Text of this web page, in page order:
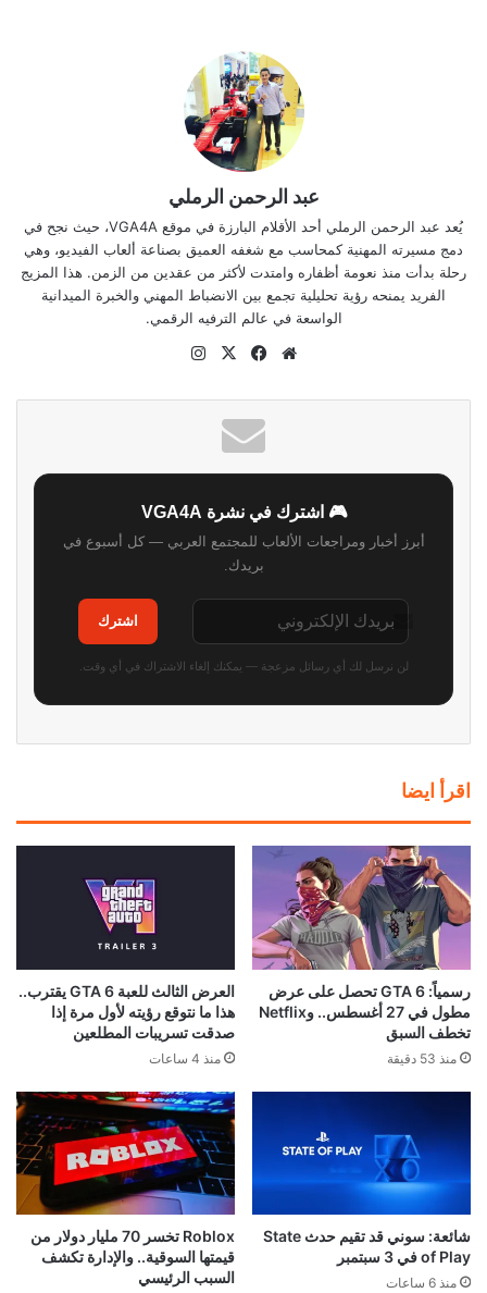
عبد الرحمن الرملي
يُعد عبد الرحمن الرملي أحد الأقلام البارزة في موقع VGA4A، حيث نجح في
دمج مسيرته المهنية كمحاسب مع شغفه العميق بصناعة ألعاب الفيديو، وهي
رحلة بدأت منذ نعومة أظفاره وامتدت لأكثر من عقدين من الزمن. هذا المزيج
الفريد يمنحه رؤية تحليلية تجمع بين الانضباط المهني والخبرة الميدانية
الواسعة في عالم الترفيه الرقمي.
موقع
فيسبوك
‫X
🎮 اشترك في نشرة VGA4A
أبرز أخبار ومراجعات الألعاب للمجتمع العربي — كل أسبوع في
بريدك.
اشترك
لن نرسل لك أي رسائل مزعجة — يمكنك إلغاء الاشتراك في أي وقت.
اقرأ ايضا
رسمياً: GTA 6 تحصل على عرض
مطول في 27 أغسطس.. وNetflix
تخطف السبق
منذ 53 دقيقة
العرض الثالث للعبة GTA 6 يقترب..
هذا ما نتوقع رؤيته لأول مرة إذا
صدقت تسريبات المطلعين
منذ 4 ساعات
شائعة: سوني قد تقيم حدث State
of Play في 3 سبتمبر
منذ 6 ساعات
Roblox تخسر 70 مليار دولار من
قيمتها السوقية.. والإدارة تكشف
السبب الرئيسي